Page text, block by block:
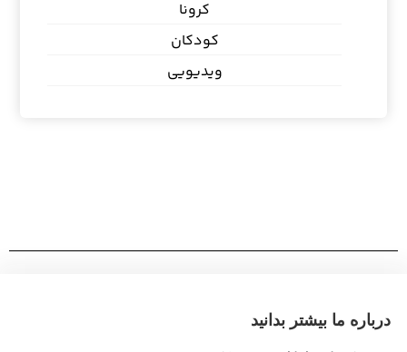
کرونا
کودکان
ویدیویی
درباره ما بیشتر بدانید